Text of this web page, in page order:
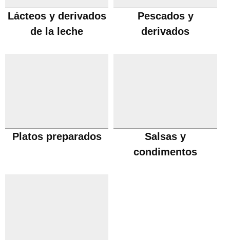
Lácteos y derivados
de la leche
Pescados y
derivados
Platos preparados
Salsas y
condimentos